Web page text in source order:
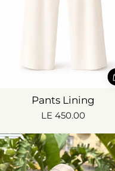
Pants Lining
LE 450.00